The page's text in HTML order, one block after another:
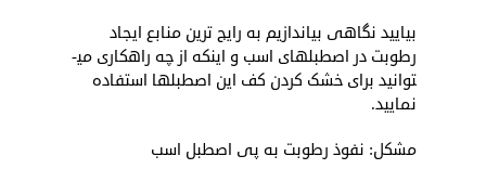
بیایید نگاهی بیاندازیم به رایج­ ترین منابع ایجاد
رطوبت در اصطبل­های اسب و اینکه از چه راهکاری می­
توانید برای خشک کردن کف این اصطبل­ها استفاده
نمایید.
مشکل: نفوذ رطوبت به پی اصطبل اسب